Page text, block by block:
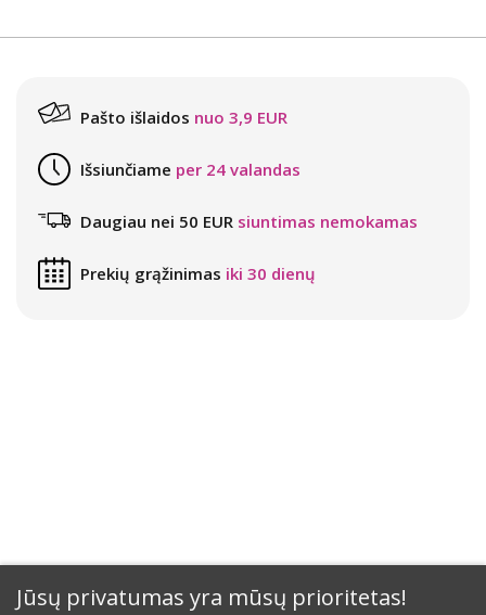
Jūsų privatumas yra mūsų prioritetas!
Pašto išlaidos nuo 3,9 EUR
Išsiunčiame per 24 valandas
Daugiau nei 50 EUR siuntimas nemokamas
Prekių grąžinimas iki 30 dienų